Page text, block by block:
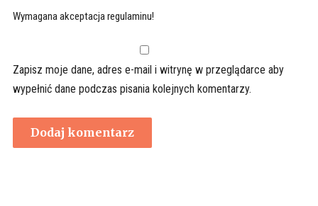
Wymagana akceptacja regulaminu!
Zapisz moje dane, adres e-mail i witrynę w przeglądarce aby
wypełnić dane podczas pisania kolejnych komentarzy.